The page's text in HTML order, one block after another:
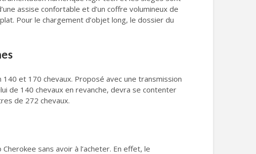
assise confortable et d’un coffre volumineux de
Pour le chargement d’objet long, le dossier du
et 170 chevaux. Proposé avec une transmission
de 140 chevaux en revanche, devra se contenter
de 272 chevaux.
sans avoir à l’acheter. En effet, le